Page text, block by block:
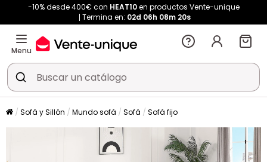
-10% desde 400€ con HEAT10en productos Vente-unique
Termina en: 02d 06h 08m 20s
Menu
Sofá y Sillón Mundo sofá Sofá Sofá fijo